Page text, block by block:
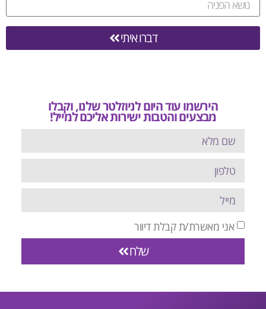
דברו איתי
הירשמו עוד היום לניוזלטר שלנו, וקבלו
מבצעים והטבות ישירות אליכם למייל!
אני מאשרת/ת קבלת דיוור